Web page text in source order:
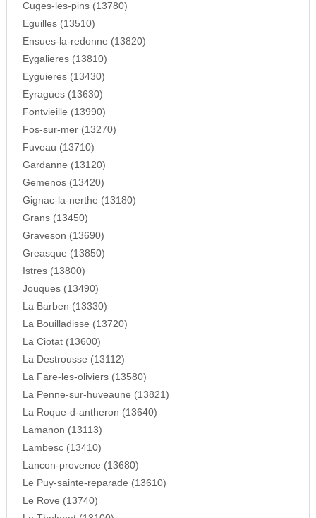
Cuges-les-pins (13780)
Eguilles (13510)
Ensues-la-redonne (13820)
Eygalieres (13810)
Eyguieres (13430)
Eyragues (13630)
Fontvieille (13990)
Fos-sur-mer (13270)
Fuveau (13710)
Gardanne (13120)
Gemenos (13420)
Gignac-la-nerthe (13180)
Grans (13450)
Graveson (13690)
Greasque (13850)
Istres (13800)
Jouques (13490)
La Barben (13330)
La Bouilladisse (13720)
La Ciotat (13600)
La Destrousse (13112)
La Fare-les-oliviers (13580)
La Penne-sur-huveaune (13821)
La Roque-d-antheron (13640)
Lamanon (13113)
Lambesc (13410)
Lancon-provence (13680)
Le Puy-sainte-reparade (13610)
Le Rove (13740)